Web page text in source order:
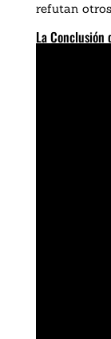
refutan
La Conclusión